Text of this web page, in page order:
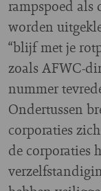
rampspoed als
worden
“blijf met je
zoals AFWC-
nummer
Ondertussen
corporaties
de corporaties